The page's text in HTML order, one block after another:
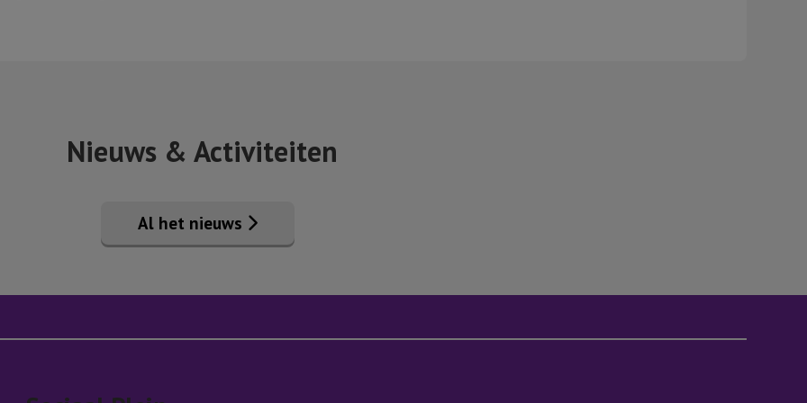
Nieuws & Activiteiten
Al het nieuws